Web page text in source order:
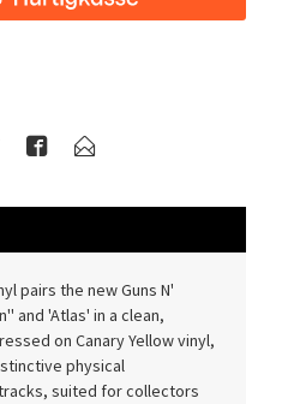
pairs the new Guns N'
and 'Atlas' in a clean,
on Canary Yellow vinyl,
physical
suited for collectors